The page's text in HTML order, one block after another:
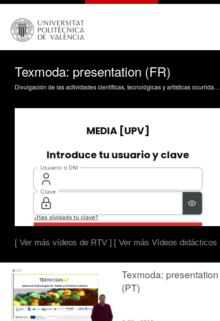
Texmoda: presentation (FR)
Divulgación de las actividades científicas, tecnológicas y artísticas ocurridas en los tres campus de la UPV
[ Ver más vídeos de RTV ] [ Ver más Vídeos didácticos
Texmoda: presentation
(PT)